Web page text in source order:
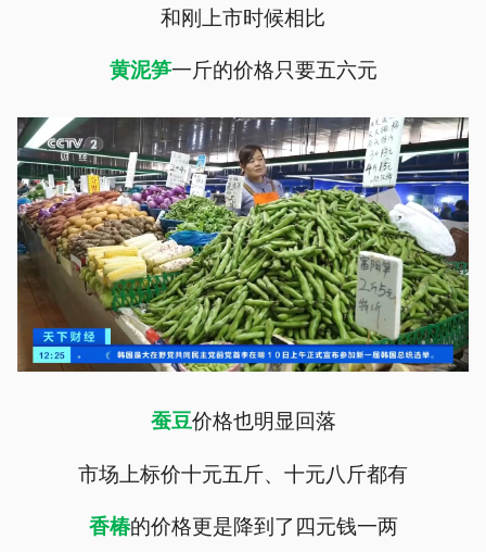
和刚上市时候相比
黄泥笋一斤的价格只要五六元
蚕豆价格也明显回落
市场上标价十元五斤、十元八斤都有
香椿的价格更是降到了四元钱一两